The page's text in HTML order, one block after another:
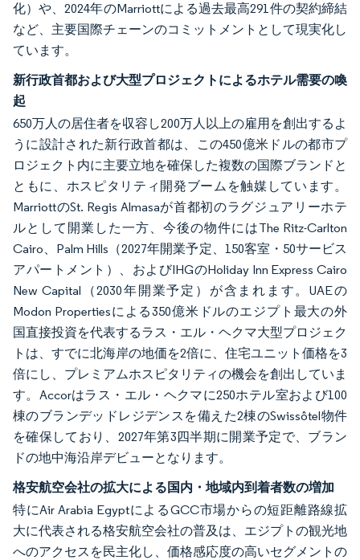
化）や、2024年のMarriottによる過去最高291件の契約締結
など、主要国際チェーンのコミットメントとして現実化し
ています。
新行政首都および大型プロジェクトによるホテル需要の喚
起
650万人の居住者を収容し200万人以上の雇用を創出するよ
うに設計された新行政首都は、この450億米ドルの都市プ
ロジェクト内に主要立地を確保した複数の国際ブランドと
ともに、ホスピタリティ開発ブームを触媒しています。
MarriottのSt. Regis Almasaが首都初のラグジュアリーホテ
ルとして開業した一方、今後の物件にはThe Ritz-Carlton
Cairo、Palm Hills（2027年開業予定、150客室・50サービス
アパートメント）、およびIHGのHoliday Inn Express Cairo
New Capital（2030年開業予定）が含まれます。UAEの
Modon Propertiesによる350億米ドルのエジプト最大の外
国直接投資を代表するラス・エル・ヘクマ大型プロジェク
トは、すでに北海岸の地価を2倍に、住宅ユニット価格を3
倍にし、プレミアムホスピタリティの機会を創出していま
す。Accorはラス・エル・ヘクマに250ホテル室および100
棟のブランデッドレジデンスを備えた2棟のSwissôtel物件
を確保しており、2027年第3四半期に開業予定で、ブラン
ドの地中海沿岸デビューとなります。
格安航空会社の拡大による国内・地域内到着者数の増加
特にAir Arabia EgyptによるGCC市場からの短距離路線拡
大に代表される格安航空会社の普及は、エジプトの観光地
へのアクセスを民主化し、価格感応度の高いセグメントの